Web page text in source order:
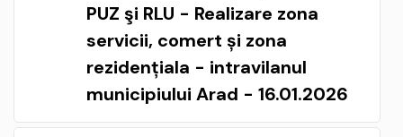
PUZ şi RLU - Realizare zona
servicii, comert și zona
rezidențiala - intravilanul
municipiului Arad - 16.01.2026